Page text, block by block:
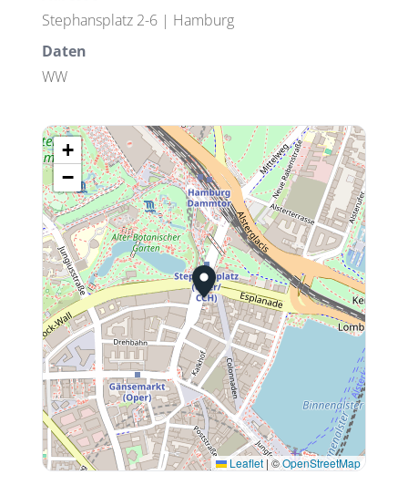
Stephansplatz 2-6 | Hamburg
Daten
WW
+
−
Leaflet |©OpenStreetMap